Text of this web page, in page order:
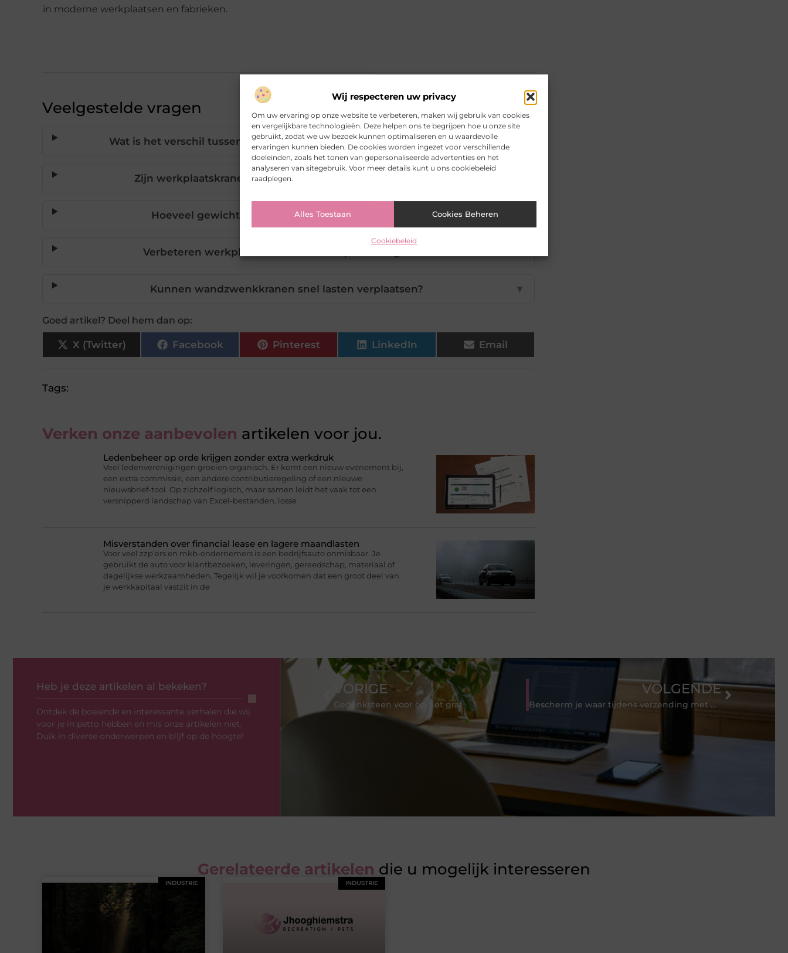
Wij respecteren uw privacy
Om uw ervaring op onze website te verbeteren, maken wij gebruik van cookies
en vergelijkbare technologieën. Deze helpen ons te begrijpen hoe u onze site
gebruikt, zodat we uw bezoek kunnen optimaliseren en u waardevolle
ervaringen kunnen bieden. De cookies worden ingezet voor verschillende
doeleinden, zoals het tonen van gepersonaliseerde advertenties en het
analyseren van sitegebruik. Voor meer details kunt u ons cookiebeleid
raadplegen.
Alles Toestaan Cookies Beheren
Cookiebeleid
in moderne werkplaatsen en fabrieken.
Veelgestelde vragen
Wat is het verschil tussen werkplaatskranen en wandzwenkkranen?
Zijn werkplaatskranen geschikt voor kleine werkplaatsen?
Hoeveel gewicht kunnen wandzwenkkranen tillen?
Verbeteren werkplaatskranen de werkpleksveiligheid?
Kunnen wandzwenkkranen snel lasten verplaatsen? ▼
Goed artikel? Deel hem dan op:
X (Twitter) Facebook Pinterest LinkedIn Email
Tags:
Verken onze aanbevolen artikelen voor jou.
Ledenbeheer op orde krijgen zonder extra werkdruk
Veel ledenverenigingen groeien organisch. Er komt een nieuw evenement bij,
een extra commissie, een andere contributieregeling of een nieuwe
nieuwsbrief-tool. Op zichzelf logisch, maar samen leidt het vaak tot een
versnipperd landschap van Excel-bestanden, losse
Misverstanden over financial lease en lagere maandlasten
Voor veel zzp’ers en mkb-ondernemers is een bedrijfsauto onmisbaar. Je
gebruikt de auto voor klantbezoeken, leveringen, gereedschap, materiaal of
dagelijkse werkzaamheden. Tegelijk wil je voorkomen dat een groot deel van
je werkkapitaal vastzit in de
Heb je deze artikelen al bekeken?
Ontdek de boeiende en interessante verhalen die wij
voor je in petto hebben en mis onze artikelen niet.
Duik in diverse onderwerpen en blijf op de hoogte!
VORIGE
Gedenksteen voor op het graf
VOLGENDE
Bescherm je waar tijdens verzending met kartonnen platen
Gerelateerde artikelen die u mogelijk interesseren
INDUSTRIE INDUSTRIE